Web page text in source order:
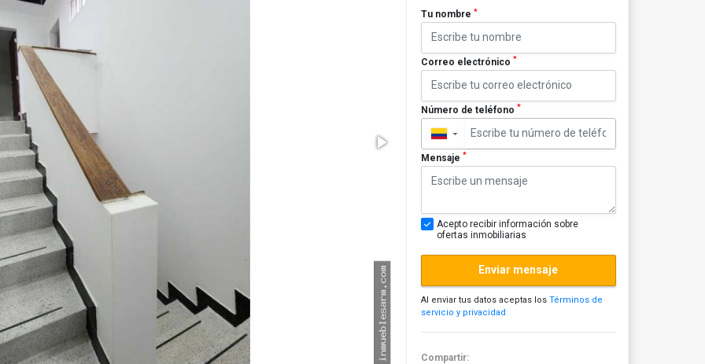
Tu nombre *
Correo electrónico *
Número de teléfono *
▼
Mensaje *
Acepto recibir información sobre
ofertas inmobiliarias
Enviar mensaje
Al enviar tus datos aceptas los Términos de
servicio y privacidad
Compartir: